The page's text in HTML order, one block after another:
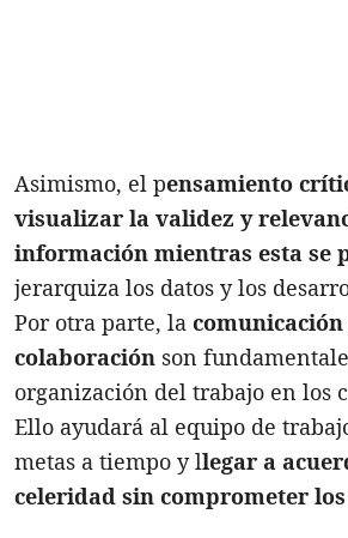
Asimismo, el pensamiento
visualizar la validez y
información mientras esta se
jerarquiza los datos y los
Por otra parte, la comunicación
colaboración son
organización del trabajo en los
Ello ayudará al equipo de
metas a tiempo y llegar a
celeridad sin comprometer